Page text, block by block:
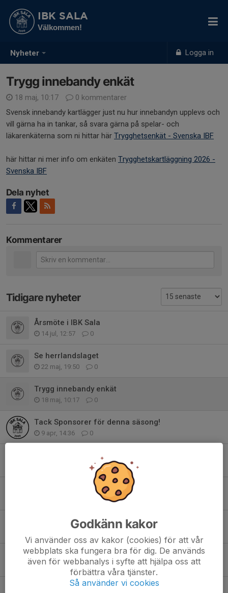
Nyheter Logga in
IBK SALA
Välkommen!
Trygg innebandy enkät
18 maj, 10:17
0 kommentarer
Svensk innebandy kartlägger just nu hur innebandyn upplevs och
vill gärna ha in tankar, så svara gärna på spelar- och
läkarenkäterna som ni hittar här Trygghetsenkät - Svenska IBF
här hittar ni mer info om enkäten Trygghetskartläggning 2026 -
Svenska IBF
Dela nyhet
Kommentarer
Tidigare nyheter
Årsmöte i IBK Sala
14 jul, 12:57 0
Se herrlandslaget
22 maj, 19:50 0
Trygg innebandy enkät
18 maj, 10:17 0
Tack Sponsorer för denna säsong!
9 apr, 14:36 0
Kort rapport från årsmötet
Påminnelse: Årsmöte
Uppdaterad: Ny tid för årsmöte
Stort tack till våra fantastiska sponsorer!
21 apr 2025 0
Inför årsmöte
Godkänn kakor
Vi använder oss av kakor (cookies) för att vår
webbplats ska fungera bra för dig. De används
även för webbanalys i syfte att hjälpa oss att
förbättra våra tjänster.
Så använder vi cookies